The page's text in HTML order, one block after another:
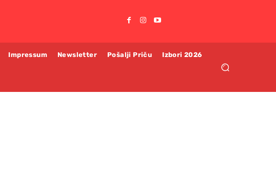
Impressum Newsletter Pošalji Priču Izbori 2026